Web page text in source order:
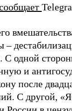
С одной
и
после
С другой,